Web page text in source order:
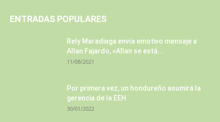
ENTRADAS POPULARES
Rely Maradiaga envía emotivo mensaje a
Allan Fajardo, «Allan se está...
11/08/2021
Por primera vez, un hondureño asumirá la
gerencia de la EEH
30/01/2022